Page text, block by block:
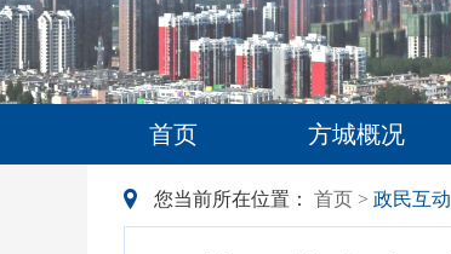
首页 方城概况
您当前所在位置： 首页 > 政民互动